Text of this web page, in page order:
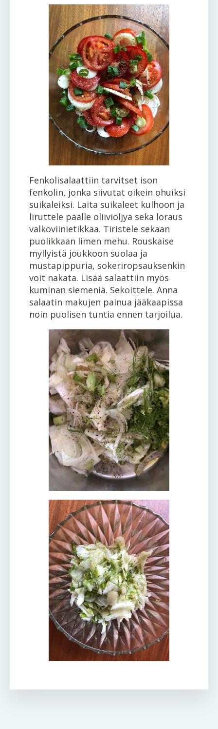
Fenkolisalaattiin tarvitset ison
fenkolin, jonka siivutat oikein ohuiksi
suikaleiksi. Laita suikaleet kulhoon ja
liruttele päälle oliiviöljyä sekä loraus
valkoviinietikkaa. Tiristele sekaan
puolikkaan limen mehu. Rouskaise
myllyistä joukkoon suolaa ja
mustapippuria, sokeriropsauksenkin
voit nakata. Lisää salaattiin myös
kuminan siemeniä. Sekoittele. Anna
salaatin makujen painua jääkaapissa
noin puolisen tuntia ennen tarjoilua.